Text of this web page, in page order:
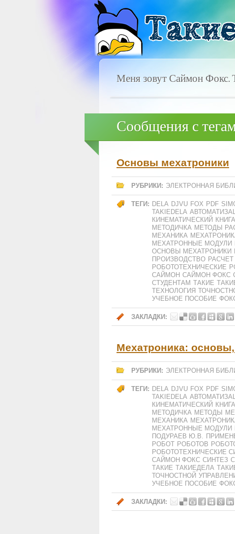
Меня зовут Саймон Фокс.
Сообщения с
Основы мехатроники
РУБРИКИ: ЭЛЕКТРОННАЯ
ТЕГИ: DELA DJVU FOX PDF
TAKIEDELA
КИНЕМАТИЧЕСКИЙ КНИГА
МЕТОДИЧКА МЕТОДЫ
МЕХАНИКА
МЕХАТРОННЫЕ МОДУЛИ
ОСНОВЫ МЕХАТРОНИКИ
ПРОИЗВОДСТВО РАСЧЕТ
РОБОТОТЕХНИЧЕСКИЕ
САЙМОН САЙМОН ФОКС
СТУДЕНТАМ ТАКИЕ
ТЕХНОЛОГИЯ
УЧЕБНОЕ ПОСОБИЕ
ЗАКЛАДКИ:
Мехатроника:
РУБРИКИ: ЭЛЕКТРОННАЯ
ТЕГИ: DELA DJVU FOX PDF
TAKIEDELA
КИНЕМАТИЧЕСКИЙ КНИГА
МЕТОДИЧКА МЕТОДЫ
МЕХАНИКА
МЕХАТРОННЫЕ МОДУЛИ
ПОДУРАЕВ Ю.В.
РОБОТ РОБОТОВ
РОБОТОТЕХНИЧЕСКИЕ
САЙМОН ФОКС СИНТЕЗ
ТАКИЕ ТАКИЕДЕЛА
ТОЧНОСТНОЙ
УЧЕБНОЕ ПОСОБИЕ
ЗАКЛАДКИ: